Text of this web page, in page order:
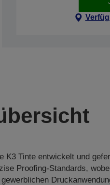
K3 Tinte entwickelt und
Proofing-Standards,